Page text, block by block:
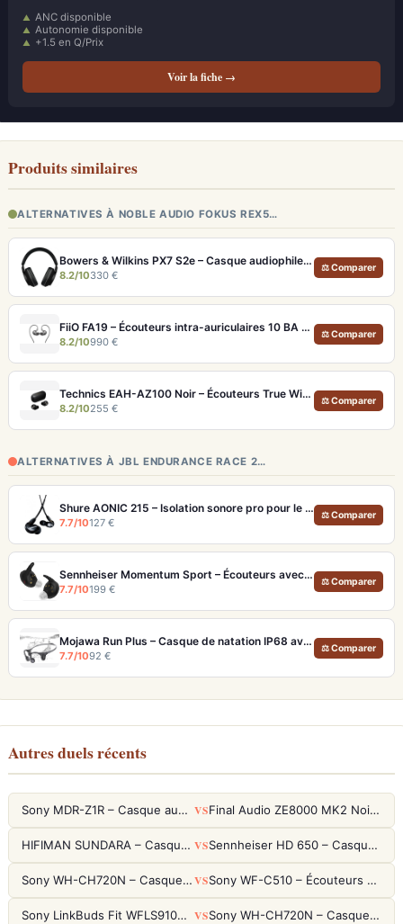
ANC disponible
Autonomie disponible
+1.5 en Q/Prix
Voir la fiche →
Produits similaires
ALTERNATIVES À NOBLE AUDIO FOKUS REX5…
Bowers & Wilkins PX7 S2e – Casque audiophile sans fil ANC 30h
8.2/10330 €
⚖ Comparer
FiiO FA19 – Écouteurs intra-auriculaires 10 BA Knowles avec technologie S.Turbo
8.2/10990 €
⚖ Comparer
Technics EAH-AZ100 Noir – Écouteurs True Wireless audiophiles avec drivers MFD et autonomie 29h
8.2/10255 €
⚖ Comparer
ALTERNATIVES À JBL ENDURANCE RACE 2…
Shure AONIC 215 – Isolation sonore pro pour le sport et les trajets
7.7/10127 €
⚖ Comparer
Sennheiser Momentum Sport – Écouteurs avec capteurs de fréquence cardiaque et température
7.7/10199 €
⚖ Comparer
Mojawa Run Plus – Casque de natation IP68 avec MP3 32 Go et basses renforcées
7.7/1092 €
⚖ Comparer
Autres duels récents
Sony MDR-Z1R – Casque audiophile fermé haute résolution VS Final Audio ZE8000 MK2 Noir – Écouteurs True Wireless audiophiles 8K Sound
HIFIMAN SUNDARA – Casque Planar Magnetic Ouvert Over-Ear Audiophile VS Sennheiser HD 650 – Casque audiophile ouvert pour l'écoute analytique
Sony WH-CH720N – Casque ANC 35h, Ultra-léger (192g) avec Processeur V1 VS Sony WF-C510 – Écouteurs True Wireless compacts, autonomie 22h et multipoint
Sony LinkBuds Fit WFLS910NW Blanc – Écouteurs Sport Ailes ANC VS Sony WH-CH720N – Casque ANC 35h, Ultra-léger (192g) avec Processeur V1